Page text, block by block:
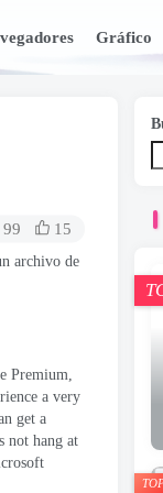
Gráfico
99 15
archivo de
Premium,
a very
get a
not hang at